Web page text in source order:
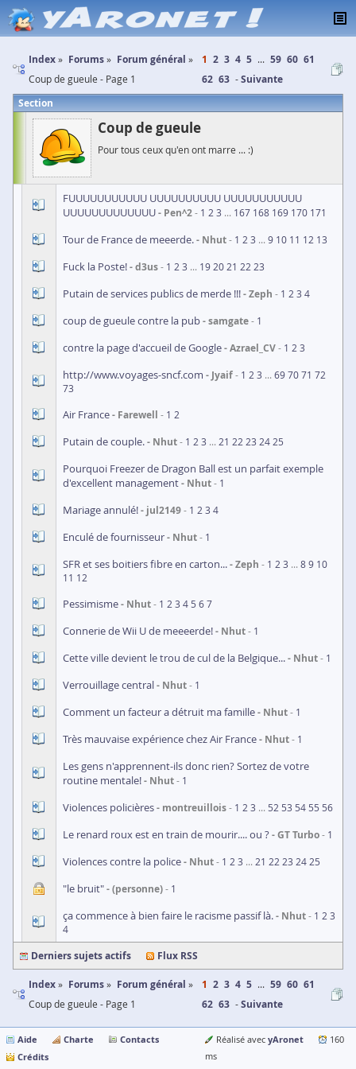
Index Forums Forum général
Coup de gueule - Page 1
1 2 3 4 5 ... 59 60 61
62 63
Suivante
Section
Coup de gueule
Pour tous ceux qu'en ont marre ... :)
FUUUUUUUUUUU UUUUUUUUUU UUUUUUUUUUU
UUUUUUUUUUUUU
Pen^2 1 2 3 ... 167 168 169 170 171
Tour de France de meeerde. Nhut 1 2 3 ... 9 10 11 12 13
Fuck la Poste! d3us 1 2 3 ... 19 20 21 22 23
Putain de services publics de merde !!! Zeph 1 2 3 4
coup de gueule contre la pub samgate 1
contre la page d'accueil de Google Azrael_CV 1 2 3
http://www.voyages-sncf.com Jyaif 1 2 3 ... 697071 72
73
Air France Farewell 1 2
Putain de couple. Nhut 1 2 3 ... 21 22 23 24 25
Pourquoi Freezer de Dragon Ball est un parfait exemple
d'excellent management
Nhut 1
Mariage annulé! jul2149 1 2 3 4
Enculé de fournisseur Nhut 1
SFR et ses boitiers fibre en carton... Zeph 1 2 3 ... 89 10
11 12
Pessimisme Nhut 1 2 3 4 5 67
Connerie de Wii U de meeeerde! Nhut 1
Cette ville devient le trou de cul de la Belgique... Nhut 1
Verrouillage central Nhut 1
Comment un facteur a détruit ma famille Nhut 1
Très mauvaise expérience chez Air France Nhut 1
Les gens n'apprennent-ils donc rien? Sortez de votre
routine mentale!
Nhut 1
Violences policières montreuillois 1 2 3 ... 52 53 54 55 56
Le renard roux est en train de mourir.... ou ? GT Turbo 1
Violences contre la police Nhut 1 2 3 ... 21 22 23 24 25
"le bruit" (personne) 1
ça commence à bien faire le racisme passif là. Nhut 1 2 3
4
Derniers sujets actifs Flux RSS
Index Forums Forum général
Coup de gueule - Page 1
1 2 3 4 5 ... 59 60 61
62 63 Suivante
Aide Charte
Contacts
Crédits
Réalisé avec yAronet
160
ms